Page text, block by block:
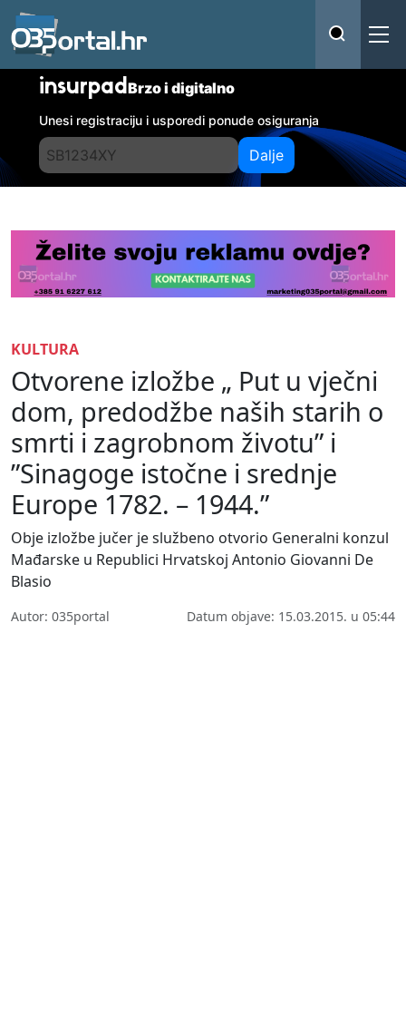
insurpadBrzo i digitalno
Unesi registraciju i usporedi ponude osiguranja
Dalje
KULTURA
Otvorene izložbe „ Put u vječni
dom, predodžbe naših starih o
smrti i zagrobnom životu” i
”Sinagoge istočne i srednje
Europe 1782. – 1944.”
Obje izložbe jučer je službeno otvorio Generalni konzul
Mađarske u Republici Hrvatskoj Antonio Giovanni De
Blasio
Autor: 035portal Datum objave: 15.03.2015. u 05:44